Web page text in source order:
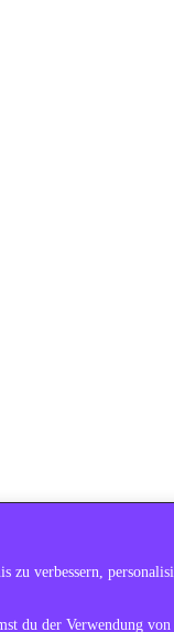
verbessern,
du der Verwendung von